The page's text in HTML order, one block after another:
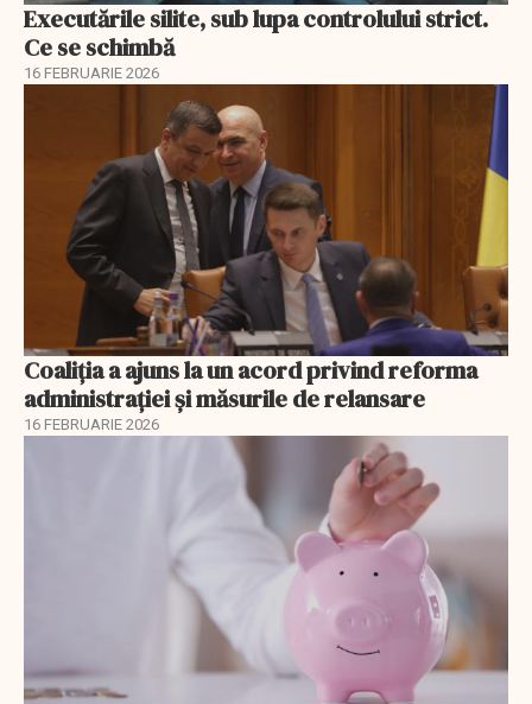
Executările silite, sub lupa controlului strict.
Ce se schimbă
16 FEBRUARIE 2026
Coaliția a ajuns la un acord privind reforma
administrației și măsurile de relansare
16 FEBRUARIE 2026